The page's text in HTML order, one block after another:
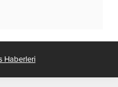
Haberleri